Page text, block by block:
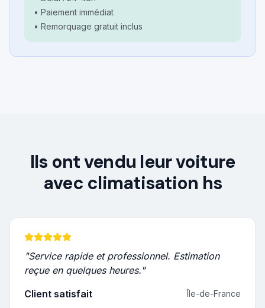
• Paiement immédiat
• Remorquage gratuit inclus
Ils ont vendu leur voiture
avec climatisation hs
"Service rapide et professionnel. Estimation
reçue en quelques heures."
Client satisfait
Île-de-France